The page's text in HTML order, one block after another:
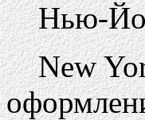
Нью-
New